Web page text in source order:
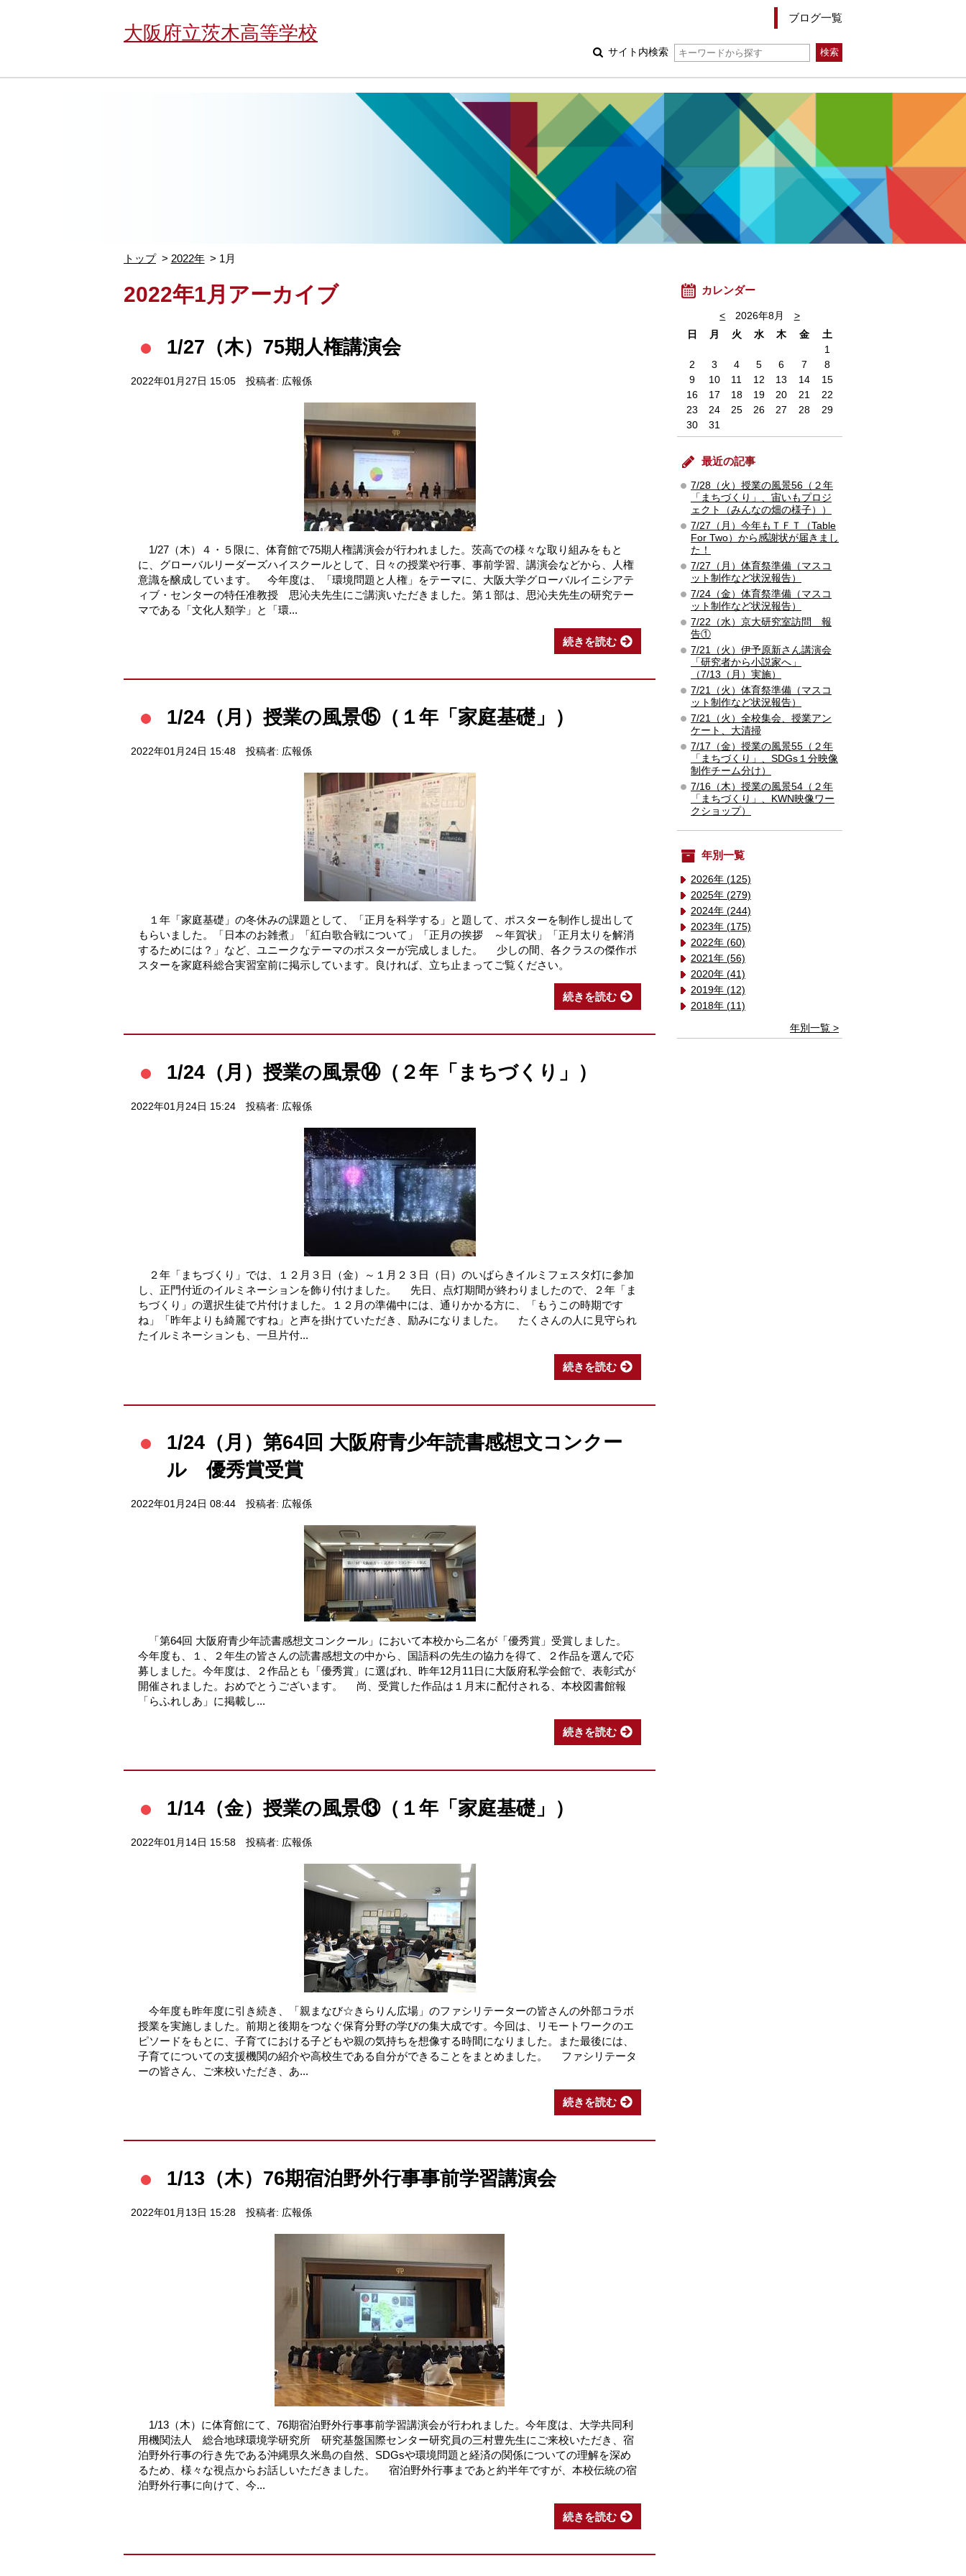
大阪府立茨木高等学校
ブログ一覧
サイト内検索
トップ 2022年 1月
2022年1月アーカイブ
1/27（木）75期人権講演会
2022年01月27日 15:05 投稿者: 広報係
1/27（木）４・５限に、体育館で75期人権講演会が行われました。茨高での様々な取り組みをもと
に、グローバルリーダーズハイスクールとして、日々の授業や行事、事前学習、講演会などから、人権
意識を醸成しています。 今年度は、「環境問題と人権」をテーマに、大阪大学グローバルイニシアテ
ィブ・センターの特任准教授 思沁夫先生にご講演いただきました。第１部は、思沁夫先生の研究テー
マである「文化人類学」と「環...
続きを読む
1/24（月）授業の風景⑮（１年「家庭基礎」）
2022年01月24日 15:48 投稿者: 広報係
１年「家庭基礎」の冬休みの課題として、「正月を科学する」と題して、ポスターを制作し提出して
もらいました。「日本のお雑煮」「紅白歌合戦について」「正月の挨拶 ～年賀状」「正月太りを解消
するためには？」など、ユニークなテーマのポスターが完成しました。 少しの間、各クラスの傑作ポ
スターを家庭科総合実習室前に掲示しています。良ければ、立ち止まってご覧ください。
続きを読む
1/24（月）授業の風景⑭（２年「まちづくり」）
2022年01月24日 15:24 投稿者: 広報係
２年「まちづくり」では、１２月３日（金）～１月２３日（日）のいばらきイルミフェスタ灯に参加
し、正門付近のイルミネーションを飾り付けました。 先日、点灯期間が終わりましたので、２年「ま
ちづくり」の選択生徒で片付けました。１２月の準備中には、通りかかる方に、「もうこの時期です
ね」「昨年よりも綺麗ですね」と声を掛けていただき、励みになりました。 たくさんの人に見守られ
たイルミネーションも、一旦片付...
続きを読む
1/24（月）第64回 大阪府青少年読書感想文コンクー
ル 優秀賞受賞
2022年01月24日 08:44 投稿者: 広報係
「第64回 大阪府青少年読書感想文コンクール」において本校から二名が「優秀賞」受賞しました。
今年度も、１、２年生の皆さんの読書感想文の中から、国語科の先生の協力を得て、２作品を選んで応
募しました。今年度は、２作品とも「優秀賞」に選ばれ、昨年12月11日に大阪府私学会館で、表彰式が
開催されました。おめでとうございます。 尚、受賞した作品は１月末に配付される、本校図書館報
「らふれしあ」に掲載し...
続きを読む
1/14（金）授業の風景⑬（１年「家庭基礎」）
2022年01月14日 15:58 投稿者: 広報係
今年度も昨年度に引き続き、「親まなび☆きらりん広場」のファシリテーターの皆さんの外部コラボ
授業を実施しました。前期と後期をつなぐ保育分野の学びの集大成です。今回は、リモートワークのエ
ピソードをもとに、子育てにおける子どもや親の気持ちを想像する時間になりました。また最後には、
子育てについての支援機関の紹介や高校生である自分ができることをまとめました。 ファシリテータ
ーの皆さん、ご来校いただき、あ...
続きを読む
1/13（木）76期宿泊野外行事事前学習講演会
2022年01月13日 15:28 投稿者: 広報係
1/13（木）に体育館にて、76期宿泊野外行事事前学習講演会が行われました。今年度は、大学共同利
用機関法人 総合地球環境学研究所 研究基盤国際センター研究員の三村豊先生にご来校いただき、宿
泊野外行事の行き先である沖縄県久米島の自然、SDGsや環境問題と経済の関係についての理解を深め
るため、様々な視点からお話しいただきました。 宿泊野外行事まであと約半年ですが、本校伝統の宿
泊野外行事に向けて、今...
続きを読む
カレンダー
< 2026年8月
>
日
月 火 水 木 金
土
1
2
3 4 5 6 7
8
9
10 11 12 13 14
15
16
17 18 19 20 21
22
23
24 25 26 27 28
29
30
31
最近の記事
7/28（火）授業の風景56（２年
「まちづくり」、宙いもプロジ
ェクト（みんなの畑の様子））
7/27（月）今年もＴＦＴ（Table
For Two）から感謝状が届きまし
た！
7/27（月）体育祭準備（マスコ
ット制作など状況報告）
7/24（金）体育祭準備（マスコ
ット制作など状況報告）
7/22（水）京大研究室訪問 報
告①
7/21（火）伊予原新さん講演会
「研究者から小説家へ」
（7/13（月）実施）
7/21（火）体育祭準備（マスコ
ット制作など状況報告）
7/21（火）全校集会、授業アン
ケート、大清掃
7/17（金）授業の風景55（２年
「まちづくり」、SDGs１分映像
制作チーム分け）
7/16（木）授業の風景54（２年
「まちづくり」、KWN映像ワー
クショップ）
年別一覧
2026年 (125)
2025年 (279)
2024年 (244)
2023年 (175)
2022年 (60)
2021年 (56)
2020年 (41)
2019年 (12)
2018年 (11)
年別一覧 >